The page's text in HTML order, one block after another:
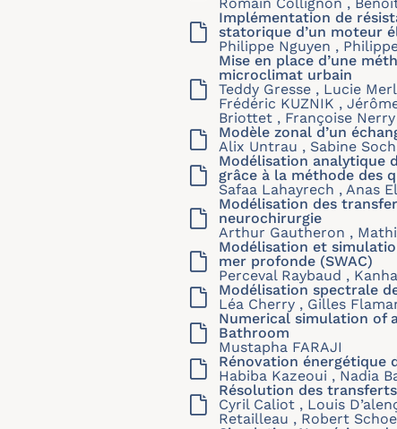
Implémentation de
statorique d’un moteur
Philippe Nguyen ,
Mise en place d’une
microclimat urbain
Teddy Gresse , Lucie
Frédéric KUZNIK ,
Briottet , Françoise Nerry
Modèle zonal d’un
Alix Untrau , Sabine
Modélisation analytique
grâce à la méthode des
Safaa Lahayrech , Anas
Modélisation des
neurochirurgie
Arthur Gautheron ,
Modélisation et
mer profonde (SWAC)
Perceval Raybaud ,
Modélisation spectrale
Léa Cherry , Gilles
Numerical simulation of
Bathroom
Mustapha FARAJI
Rénovation énergétique
Habiba Kazeoui , Nadia
Résolution des
Cyril Caliot , Louis
Retailleau , Robert